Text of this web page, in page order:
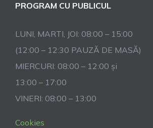
PROGRAM CU PUBLICUL
LUNI, MARTI, JOI: 08:00 – 15:00
(12:00 – 12:30 PAUZĂ DE MASĂ)
MIERCURI: 08:00 – 12:00 și
13:00 – 17:00
VINERI: 08:00 – 13:00
Cookies